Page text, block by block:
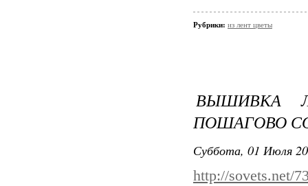
Рубрики: из лент цветы
ВЫШИВКА
ПОШАГОВО
Суббота, 01 Июля
http://sovets.net/